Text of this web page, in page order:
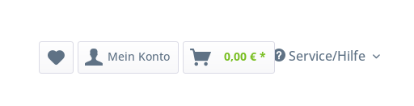
Service/Hilfe
Mein Konto 0,00 € *